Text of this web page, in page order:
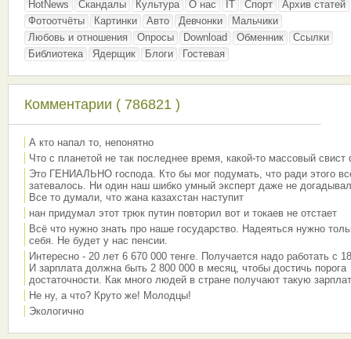
HotNews
Скандалы Культура О нас IT Спорт
Архив статей
Фотоотчёты
Картинки Авто Девчонки
Мальчики
Любовь и отношения
Опросы Download Обменник
Ссылки
Библиотека
Ядерщик Блоги Гостевая
Комментарии ( 786821 )
А кто напал то, непонятно
Что с планетой не так последнее время, какой-то массовый свист
Это ГЕНИАЛЬНО господа. Кто бы мог подумать, что ради этого
затевалось. Ни один наш шибко умный эксперт даже не
Все то думали, что жана казахстан наступит
нан придумал этот трюк путин повторил вот и токаев не отстает
Всё что нужно знать про наше государство. Надеяться нужно
себя. Не будет у нас пенсии.
Интересно - 20 лет 6 670 000 тенге. Получается надо работать с
И зарплата должна быть 2 800 000 в месяц, чтобы достичь порога
достаточности. Как много людей в стране получают такую
Не ну, а что? Круто же! Молодцы!
Экологично